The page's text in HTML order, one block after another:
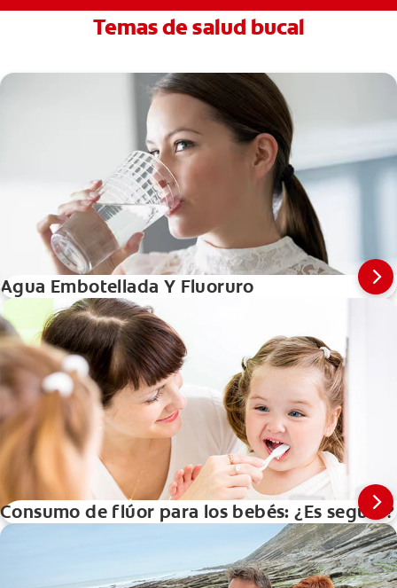
Temas de salud bucal
Agua Embotellada Y Fluoruro
Consumo de flúor para los bebés: ¿Es seguro?